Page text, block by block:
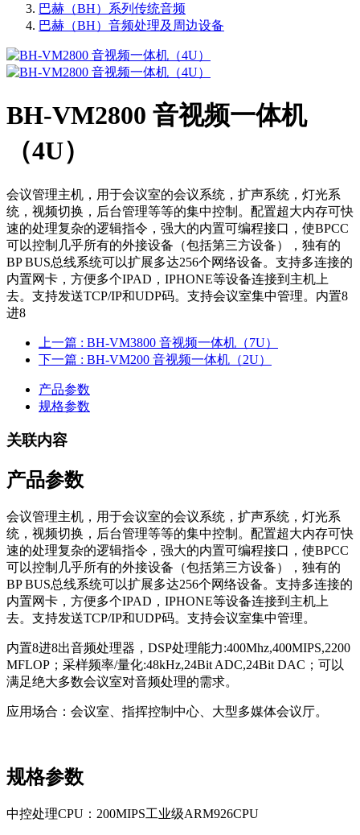
巴赫（BH）系列传统音频
巴赫（BH）音频处理及周边设备
BH-VM2800 音视频一体机
（4U）
会议管理主机，用于会议室的会议系统，扩声系统，灯光系
统，视频切换，后台管理等等的集中控制。配置超大内存可快
速的处理复杂的逻辑指令，强大的内置可编程接口，使BPCC
可以控制几乎所有的外接设备（包括第三方设备），独有的
BP BUS总线系统可以扩展多达256个网络设备。支持多连接的
内置网卡，方便多个IPAD，IPHONE等设备连接到主机上
去。支持发送TCP/IP和UDP码。支持会议室集中管理。内置8
进8
上一篇 : BH-VM3800 音视频一体机（7U）
下一篇 : BH-VM200 音视频一体机（2U）
产品参数
规格参数
关联内容
产品参数
会议管理主机，用于会议室的会议系统，扩声系统，灯光系
统，视频切换，后台管理等等的集中控制。配置超大内存可快
速的处理复杂的逻辑指令，强大的内置可编程接口，使BPCC
可以控制几乎所有的外接设备（包括第三方设备），独有的
BP BUS总线系统可以扩展多达256个网络设备。支持多连接的
内置网卡，方便多个IPAD，IPHONE等设备连接到主机上
去。支持发送TCP/IP和UDP码。支持会议室集中管理。
内置8进8出音频处理器，DSP处理能力:400Mhz,400MIPS,2200
MFLOP；采样频率/量化:48kHz,24Bit ADC,24Bit DAC；可以
满足绝大多数会议室对音频处理的需求。
应用场合：会议室、指挥控制中心、大型多媒体会议厅。
规格参数
中控处理CPU：200MIPS工业级ARM926CPU